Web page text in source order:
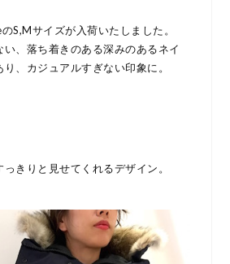
S,Mサイズが入荷いたしました。
い、落ち着きのある深みのあるネイ
、カジュアルすぎない印象に。
きりと見せてくれるデザイン。